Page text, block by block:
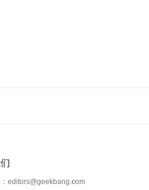
editors@geekbang.com